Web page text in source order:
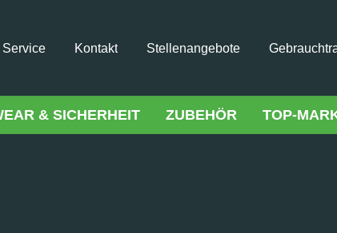
Service Kontakt Stellenangebote
& SICHERHEIT ZUBEHÖR TOP-